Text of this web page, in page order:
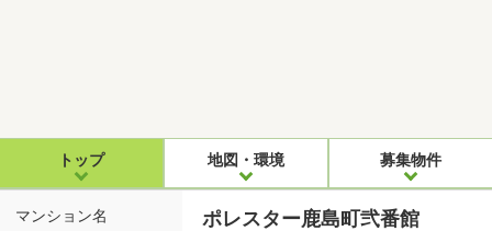
トップ 地図・環境 募集物件
マンション名 ポレスター鹿島町弐番館